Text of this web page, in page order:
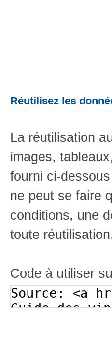
Réutilisez les
La réutilisation
images,
fourni ci-
ne peut se faire
conditions, une
toute réutilisation.
Code à utiliser